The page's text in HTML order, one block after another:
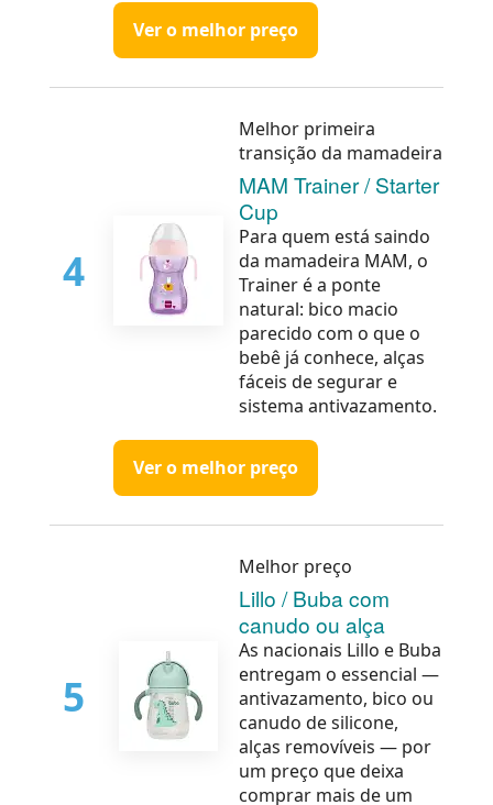
Ver o melhor preço
4
Melhor primeira
transição da mamadeira
MAM Trainer / Starter
Cup
Para quem está saindo
da mamadeira MAM, o
Trainer é a ponte
natural: bico macio
parecido com o que o
bebê já conhece, alças
fáceis de segurar e
sistema antivazamento.
Ver o melhor preço
5
Melhor preço
Lillo / Buba com
canudo ou alça
As nacionais Lillo e Buba
entregam o essencial —
antivazamento, bico ou
canudo de silicone,
alças removíveis — por
um preço que deixa
comprar mais de um